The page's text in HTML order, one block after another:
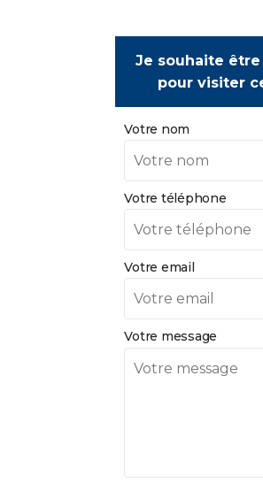
Je souhaite
pour visiter
Votre nom
Votre téléphone
Votre email
Votre message